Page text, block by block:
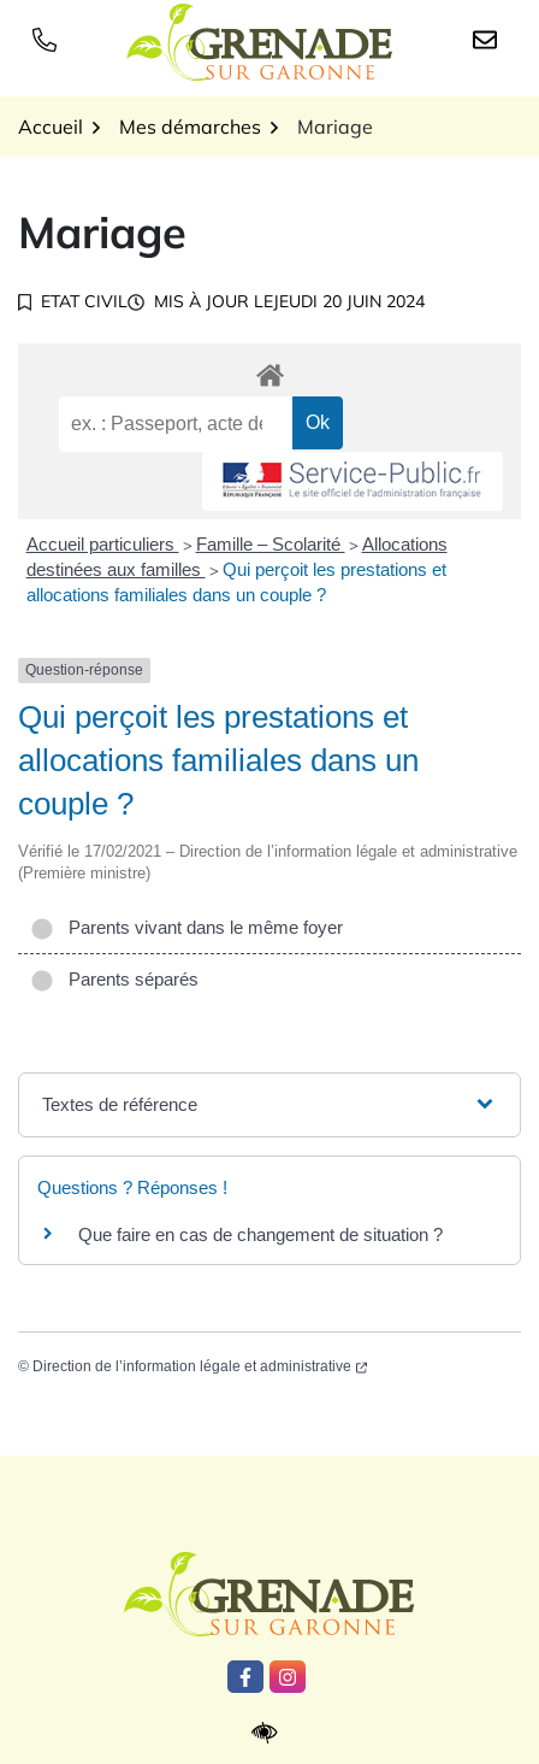
Logo Grenade sur
Accueil Mes démarches Mariage
Mariage
ETAT CIVIL MIS À JOUR LEJEUDI 20 JUIN 2024
Accueil particuliers > Famille – Scolarité > Allocations
destinées aux familles > Qui perçoit les prestations et
allocations familiales dans un couple ?
Question-réponse
Qui perçoit les prestations et
allocations familiales dans un
couple ?
Vérifié le 17/02/2021 – Direction de l’information légale et administrative
(Première ministre)
Parents vivant dans le même foyer
Parents séparés
Textes de référence
Questions ? Réponses !
Que faire en cas de changement de situation ?
© Direction de l’information légale et administrative
Lien vers le compte Facebook
Lien vers le compte